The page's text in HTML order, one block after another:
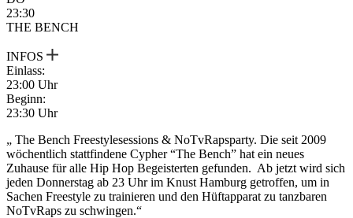
23:30
THE BENCH
INFOS
Einlass:
23:00 Uhr
Beginn:
23:30 Uhr
„ The Bench Freestylesessions & NoTvRapsparty. Die seit 2009
wöchentlich stattfindene Cypher “The Bench” hat ein neues
Zuhause für alle Hip Hop Begeisterten gefunden. Ab jetzt wird sich
jeden Donnerstag ab 23 Uhr im Knust Hamburg getroffen, um in
Sachen Freestyle zu trainieren und den Hüftapparat zu tanzbaren
NoTvRaps zu schwingen.“